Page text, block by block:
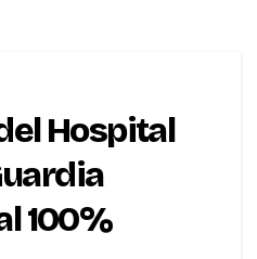
Hospital
100%